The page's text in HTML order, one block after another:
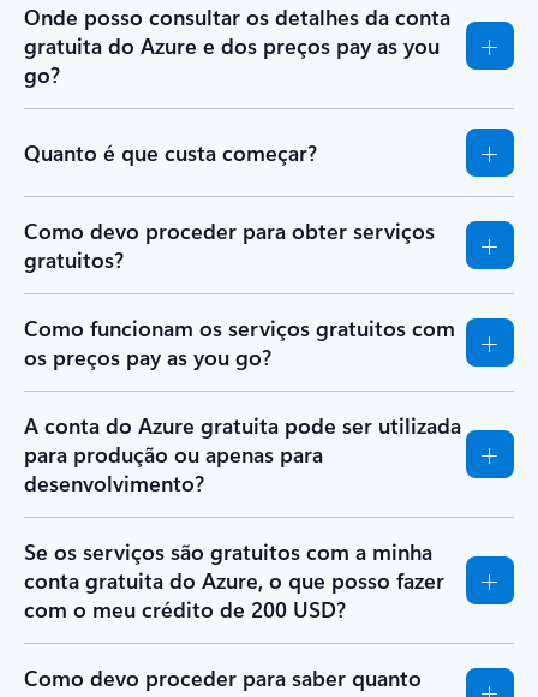
Onde posso consultar os detalhes da conta
gratuita do Azure e dos preços pay as you
go?
Quanto é que custa começar?
Como devo proceder para obter serviços
gratuitos?
Como funcionam os serviços gratuitos com
os preços pay as you go?
A conta do Azure gratuita pode ser utilizada
para produção ou apenas para
desenvolvimento?
Se os serviços são gratuitos com a minha
conta gratuita do Azure, o que posso fazer
com o meu crédito de 200 USD?
Como devo proceder para saber quanto